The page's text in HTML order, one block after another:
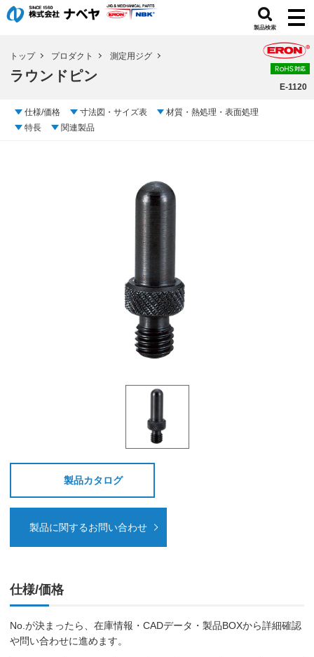
製品検索
トップ プロダクト 測定用ジグ
ラウンドピン
E-1120
仕様/価格 寸法図・サイズ表
材質・熱処理・表面処理
特長
関連製品
製品カタログ
製品に関するお問い合わせ
仕様/価格
No.が決まったら、在庫情報・CADデータ・製品BOXから詳細確認
や問い合わせに進めます。